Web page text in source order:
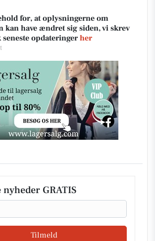
for, at oplysningerne om
kan have ændret sig siden, vi skrev
opdateringer her
nyheder GRATIS
Tilmeld